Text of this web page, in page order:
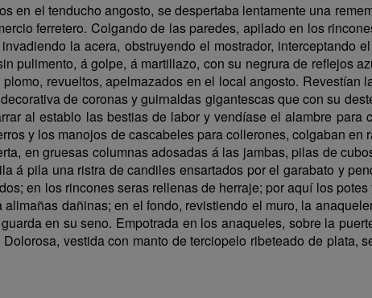
en el tenducho angosto, se despertaba lentamente una
ferretero. Colgando de las paredes, apilado en los
la acera, obstruyendo el mostrador,
pulimento, á golpe, á martillazo, con su negrura de reflejos
revueltos, apelmazados en el local angosto.
de coronas y guirnaldas gigantescas que con su
al establo las bestias de labor y vendíase el alambre
y los manojos de cascabeles para collerones, colgaban
en gruesas columnas adosadas á las jambas, pilas de
á pila una ristra de candiles ensartados por el garabato y
en los rincones seras rellenas de herraje; por aquí los
dañinas; en el fondo, revistiendo el muro, la
en su seno. Empotrada en los anaqueles, sobre la
vestida con manto de terciopelo ribeteado de plata,